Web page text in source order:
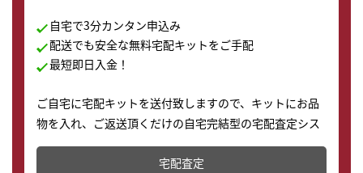
自宅で3分カンタン申込み
配送でも安全な無料宅配キットをご手配
最短即日入金！
ご自宅に宅配キットを送付致しますので、キットにお品
物を入れ、ご返送頂くだけの自宅完結型の宅配査定シス
テムです。
配送でも簡単&安全に査定・買取に出すことが可能で
宅配査定